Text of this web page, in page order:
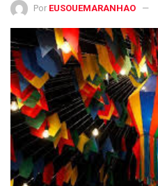
Por EUSOUEMARANHAO